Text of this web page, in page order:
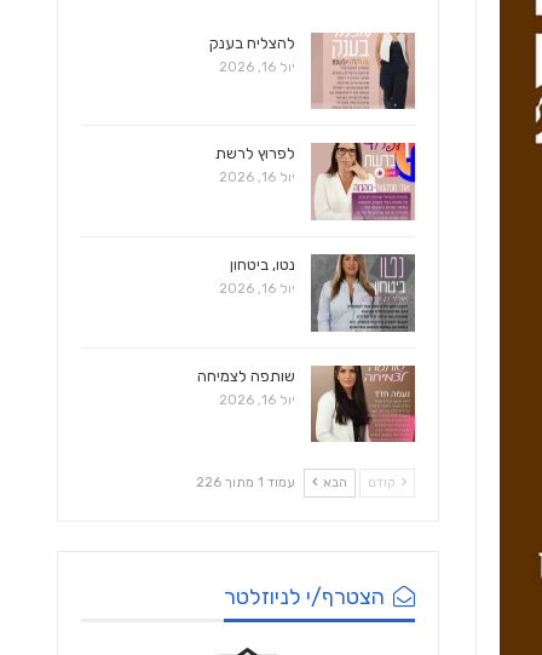
להצליח בענק
יול 16, 2026
לפרוץ לרשת
יול 16, 2026
נטו, ביטחון
יול 16, 2026
שותפה לצמיחה
יול 16, 2026
קודם הבא עמוד 1 מתוך 226
הצטרף/י לניוזלטר